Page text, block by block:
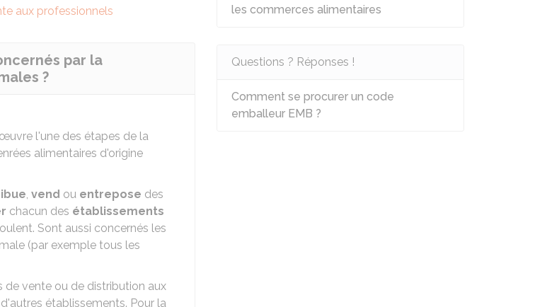
aux professionnels
par la
?
l'une des étapes de la
alimentaires d'origine
, vend ou entrepose des
chacun des établissements
Sont aussi concernés les
(par exemple tous les
vente ou de distribution aux
établissements. Pour la
les commerces alimentaires
Questions ? Réponses !
Comment se procurer un code
emballeur EMB ?